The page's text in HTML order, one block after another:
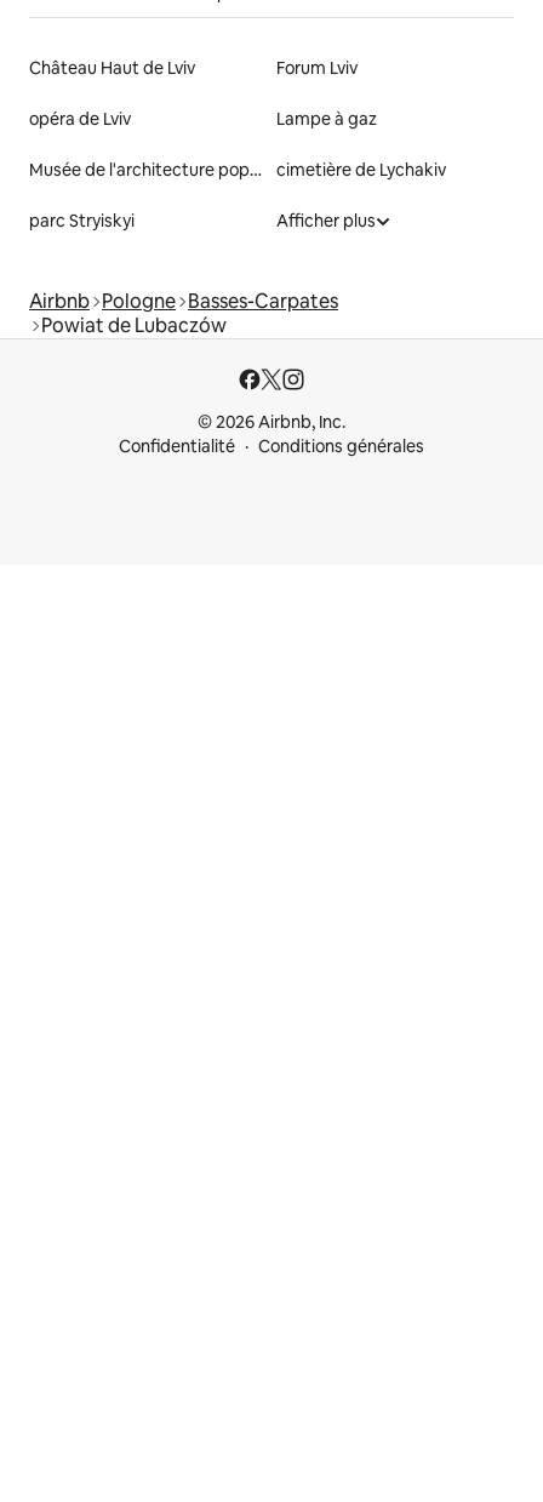
Château Haut de Lviv Forum Lviv
opéra de Lviv Lampe à gaz
Musée de l'architecture populaire et de la vie rurale à Lviv nommé d'après Klymentii Sheptytskii cimetière de Lychakiv
parc Stryiskyi Afficher plus
Airbnb Pologne Basses-Carpates
Powiat de Lubaczów
© 2026 Airbnb, Inc.
Confidentialité
Conditions générales